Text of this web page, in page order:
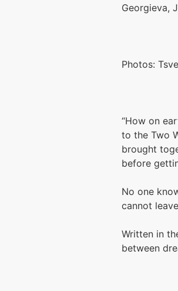
Georgieva,
Photos:
“How on
to the Two
brought
before
No one
cannot
Written in
between